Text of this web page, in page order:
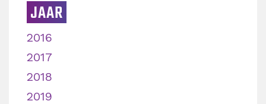
JAAR
2016
2017
2018
2019